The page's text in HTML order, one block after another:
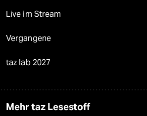
Live im Stream
Vergangene
taz lab 2027
Mehr taz Lesestoff